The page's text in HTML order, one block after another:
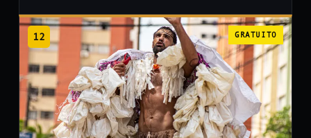
12 GRATUITO